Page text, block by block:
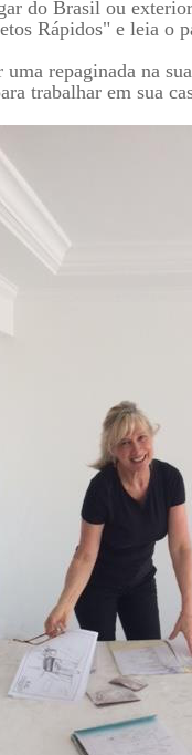
do Brasil ou
Rápidos" e leia o
uma repaginada na
trabalhar em sua